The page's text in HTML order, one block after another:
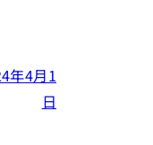
年4月1
日